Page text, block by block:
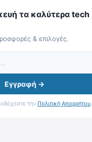
τα καλύτερα tech
& επιλογές.
Εγγραφή →
την Πολιτική Απορρήτου.